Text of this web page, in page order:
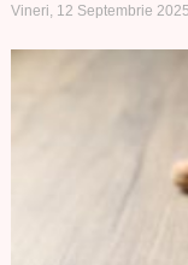
Vineri, 12 Septembrie 2025